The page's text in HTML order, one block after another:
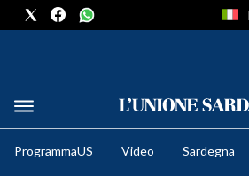
METEO
ProgrammaUS Video Sardegna